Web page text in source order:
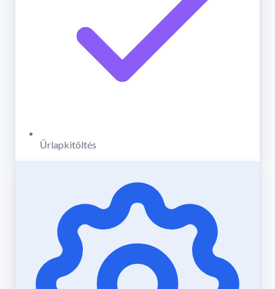
Űrlapkitöltés